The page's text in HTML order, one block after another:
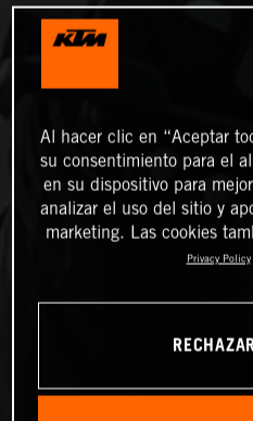
Al hacer clic en “Aceptar
su consentimiento para el
en su dispositivo para
analizar el uso del sitio y
marketing. Las cookies
Privacy Policy